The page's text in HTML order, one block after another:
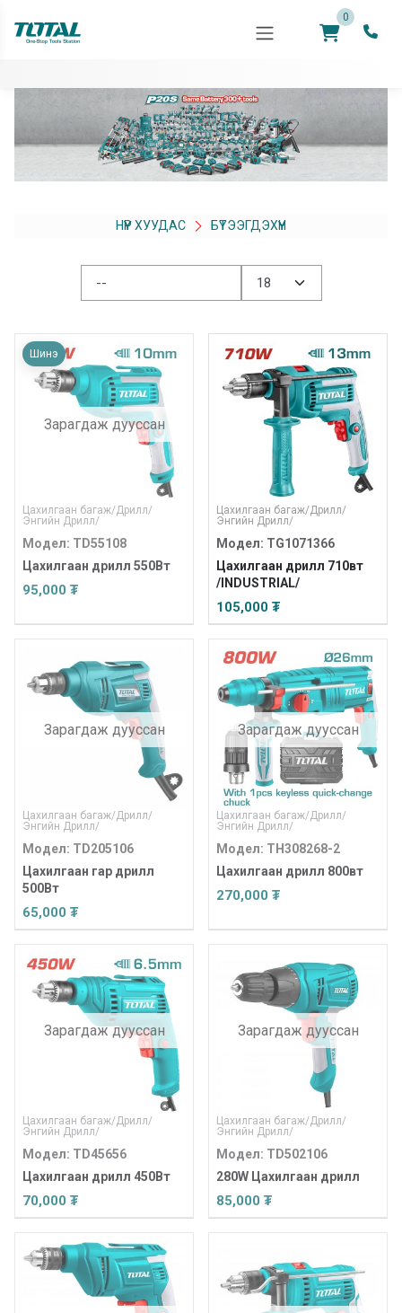
0
НҮҮР ХУУДАС БҮТЭЭГДЭХҮҮН
Шинэ
Зарагдаж дууссан
Цахилгаан багаж/Дрилл/
Энгийн Дрилл/
Модел: TD55108
Цахилгаан дрилл 550Вт
95,000 ₮
Цахилгаан багаж/Дрилл/
Энгийн Дрилл/
Модел: TG1071366
Цахилгаан дрилл 710вт
/INDUSTRIAL/
105,000 ₮
Зарагдаж дууссан
Цахилгаан багаж/Дрилл/
Энгийн Дрилл/
Модел: TD205106
Цахилгаан гар дрилл
500Вт
65,000 ₮
Зарагдаж дууссан
Цахилгаан багаж/Дрилл/
Энгийн Дрилл/
Модел: TH308268-2
Цахилгаан дрилл 800вт
270,000 ₮
Зарагдаж дууссан
Цахилгаан багаж/Дрилл/
Энгийн Дрилл/
Модел: TD45656
Цахилгаан дрилл 450Вт
70,000 ₮
Зарагдаж дууссан
Цахилгаан багаж/Дрилл/
Энгийн Дрилл/
Модел: TD502106
280W Цахилгаан дрилл
85,000 ₮